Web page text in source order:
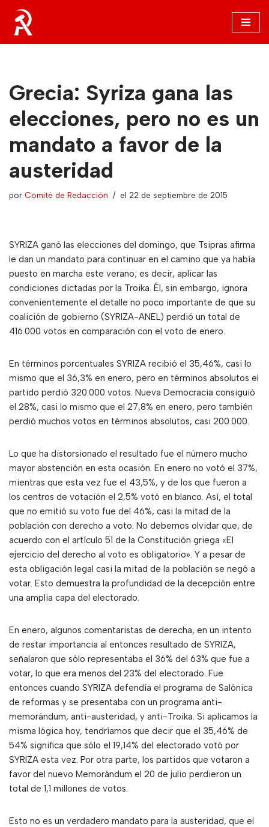
Saltar
al
Grecia: Syriza gana las
elecciones, pero no es un
mandato a favor de la
austeridad
por Comité de Redacción el 22 de septiembre de 2015
SYRIZA ganó las elecciones del domingo, que Tsipras afirma
le dan un mandato para continuar en el camino que ya había
puesto en marcha este verano; es decir, aplicar las
condiciones dictadas por la Troika. Él, sin embargo, ignora
convenientemente el detalle no poco importante de que su
coalición de gobierno (SYRIZA-ANEL) perdió un total de
416.000 votos en comparación con el voto de enero.
En términos porcentuales SYRIZA recibió el 35,46%, casi lo
mismo que el 36,3% en enero, pero en términos absolutos el
partido perdió 320.000 votos. Nueva Democracia consiguió
el 28%, casi lo mismo que el 27,8% en enero, pero también
perdió muchos votos en términos absolutos, casi 200.000.
Lo que ha distorsionado el resultado fue el número mucho
mayor abstención en esta ocasión. En enero no votó el 37%,
mientras que esta vez fue el 43,5%, y de los que fueron a
los centros de votación el 2,5% votó en blanco. Así, el total
que no emitió su voto fue del 46%, casi la mitad de la
población con derecho a voto. No debemos olvidar que, de
acuerdo con el artículo 51 de la Constitución griega «El
ejercicio del derecho al voto es obligatorio». Y a pesar de
esta obligación legal casi la mitad de la población se negó a
votar. Esto demuestra la profundidad de la decepción entre
una amplia capa del electorado.
En enero, algunos comentaristas de derecha, en un intento
de restar importancia al entonces resultado de SYRIZA,
señalaron que sólo representaba el 36% del 63% que fue a
votar, lo que era menos del 23% del electorado. Fue
entonces cuando SYRIZA defendía el programa de Salónica
de reformas y se presentaba con un programa anti-
memorándum, anti-austeridad, y anti-Troika. Si aplicamos la
misma lógica hoy, tendríamos que decir que el 35,46% de
54% significa que sólo el 19,14% del electorado votó por
SYRIZA esta vez. Por otra parte, los partidos que votaron a
favor del nuevo Memorándum el 20 de julio perdieron un
total de 1,1 millones de votos.
Esto no es un verdadero mandato para la austeridad, que el